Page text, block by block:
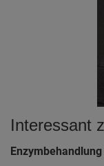
Interessant
Enzymbehandlung